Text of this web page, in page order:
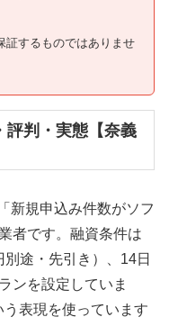
するものではありませ
評判・実態【奈義
新規申込み件数がソフ
者です。融資条件は
途・先引き）、14日
ンを設定していま
表現を使っています